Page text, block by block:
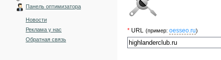
Панель оптимизатора
Новости
Реклама у нас
Обратная связь
* URL (пример: oesseo.ru)